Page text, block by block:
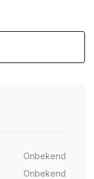
Onbekend
Onbekend